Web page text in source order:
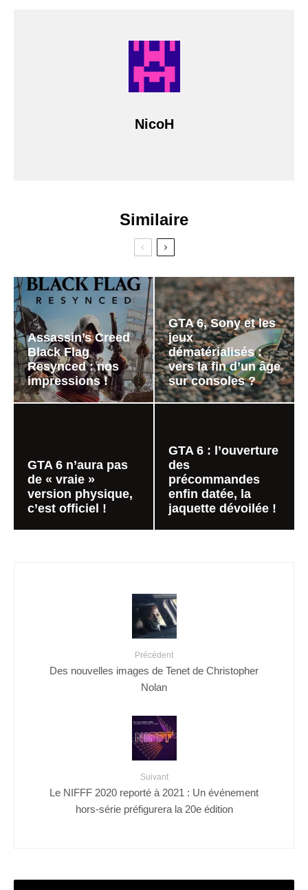
NicoH
Similaire
Assassin’s Creed
Black Flag
Resynced : nos
impressions !
GTA 6, Sony et les
jeux
dématérialisés :
vers la fin d’un âge
sur consoles ?
GTA 6 n’aura pas
de « vraie »
version physique,
c’est officiel !
GTA 6 : l’ouverture
des
précommandes
enfin datée, la
jaquette dévoilée !
Précédent
Des nouvelles images de Tenet de Christopher
Nolan
Suivant
Le NIFFF 2020 reporté à 2021 : Un événement
hors-série préfigurera la 20e édition